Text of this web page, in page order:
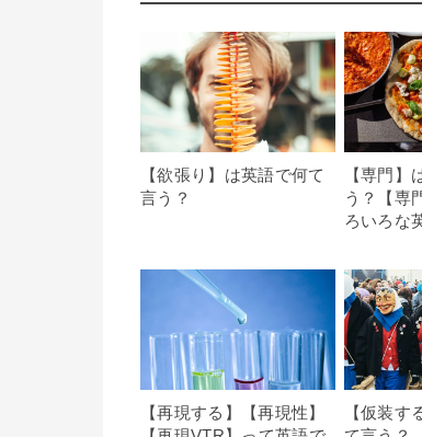
【欲張り】は英語で何て
言う？
【専門】
う？【専
ろいろな
【再現する】【再現性】
【仮装す